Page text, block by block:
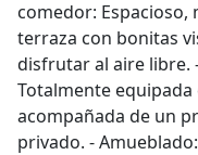
comedor: Espacioso,
terraza con bonitas
disfrutar al aire libre.
Totalmente
acompañada de un
privado. -